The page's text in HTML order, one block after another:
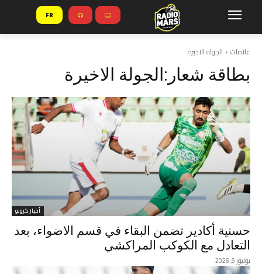
FR
علامات الجولة الاخيرة
بطاقة شعار:الجولة الاخيرة
أخبار كرونو
حسنية أكادير تضمن البقاء في قسم الاضواء، بعد
التعادل مع الكوكب المراكشي
يوليوز 5, 2026